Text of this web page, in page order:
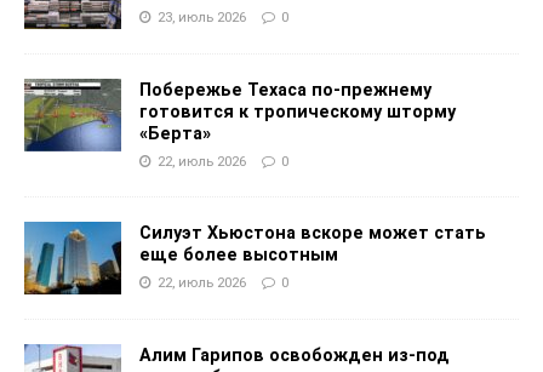
23, июль 2026 0
Побережье Техаса по-прежнему
готовится к тропическому шторму
«Берта»
22, июль 2026 0
Силуэт Хьюстона вскоре может стать
еще более высотным
22, июль 2026 0
Алим Гарипов освобожден из-под